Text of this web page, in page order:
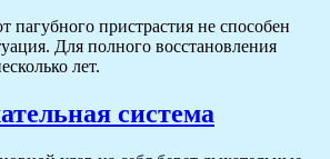
пагубного пристрастия не способен
Для полного восстановления
лет.
система